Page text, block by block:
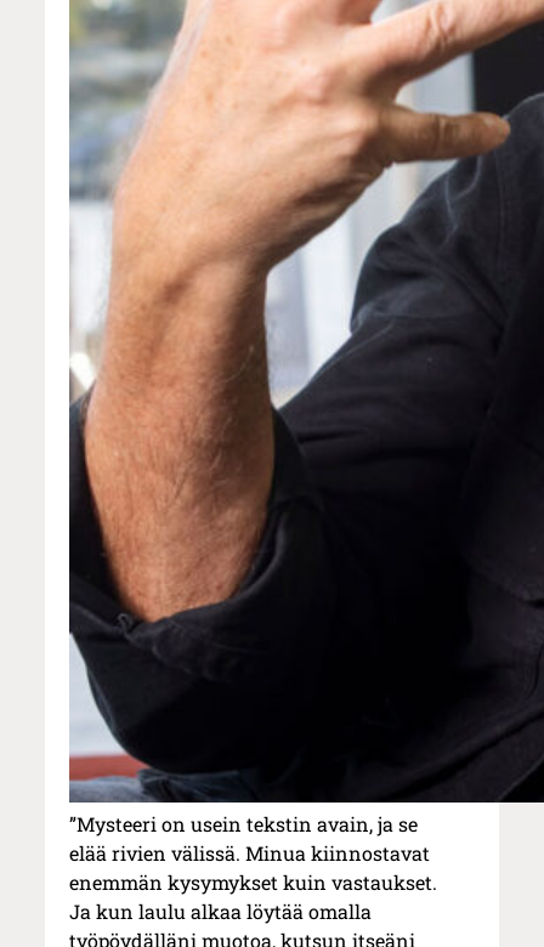
”Mysteeri on usein tekstin avain, ja se
elää rivien välissä. Minua kiinnostavat
enemmän kysymykset kuin vastaukset.
Ja kun laulu alkaa löytää omalla
työpöydälläni muotoa, kutsun itseäni